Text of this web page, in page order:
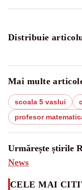
Distribuie
Mai multe
scoala 5 vaslui
profesor
Urmărește știrile
News
CELE MAI